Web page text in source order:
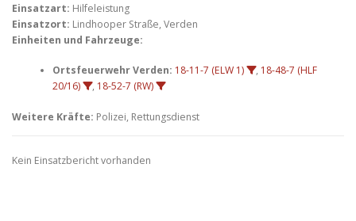
Einsatzart: Hilfeleistung
Einsatzort: Lindhooper Straße, Verden
Einheiten und Fahrzeuge:
Ortsfeuerwehr Verden: 18-11-7 (ELW 1) , 18-48-7 (HLF
20/16)
, 18-52-7 (RW)
Weitere Kräfte: Polizei, Rettungsdienst
Kein Einsatzbericht vorhanden